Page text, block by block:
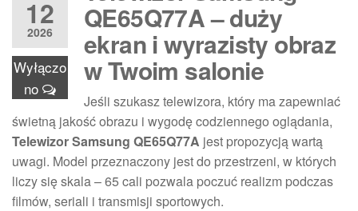
12
2026
Wyłączo
no
QE65Q77A – duży
ekran i wyrazisty obraz
w Twoim salonie
Jeśli szukasz telewizora, który ma zapewniać
świetną jakość obrazu i wygodę codziennego oglądania,
Telewizor Samsung QE65Q77A jest propozycją wartą
uwagi. Model przeznaczony jest do przestrzeni, w których
liczy się skala – 65 cali pozwala poczuć realizm podczas
filmów, seriali i transmisji sportowych.